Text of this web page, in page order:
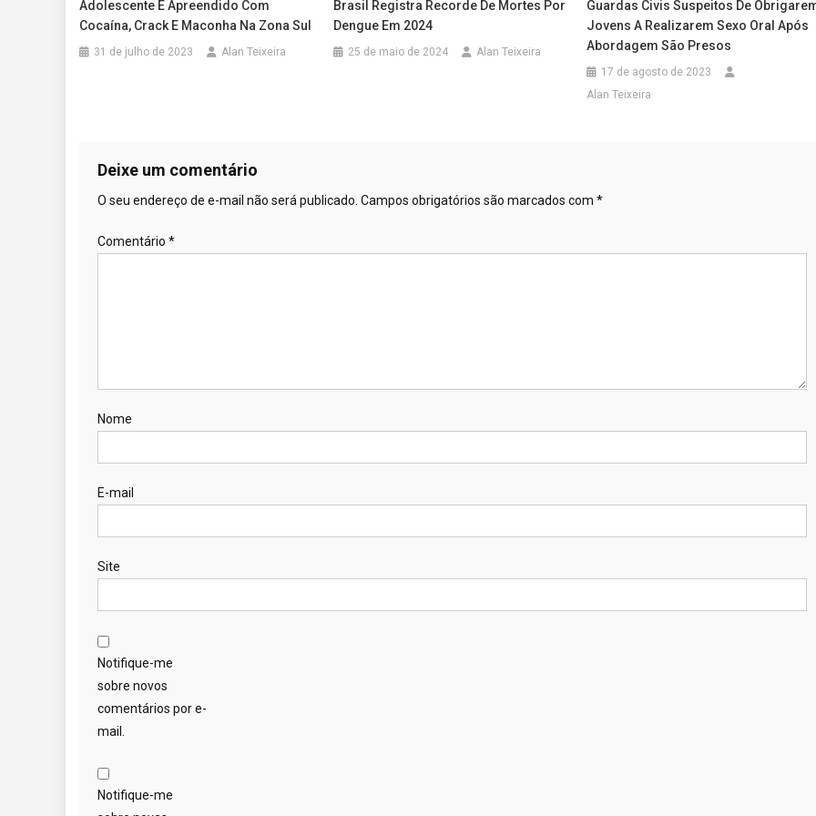
Adolescente É Apreendido Com
Cocaína, Crack E Maconha Na Zona Sul
31 de julho de 2023 Alan Teixeira
Brasil Registra Recorde De Mortes Por
Dengue Em 2024
25 de maio de 2024 Alan Teixeira
Guardas Civis Suspeitos De
Jovens A Realizarem Sexo Oral Após
Abordagem São Presos
17 de agosto de 2023
Alan Teixeira
Deixe um comentário
O seu endereço de e-mail não será publicado. Campos obrigatórios são marcados com *
Comentário *
Nome
E-mail
Site
Notifique-me
sobre novos
comentários por e-
mail.
Notifique-me